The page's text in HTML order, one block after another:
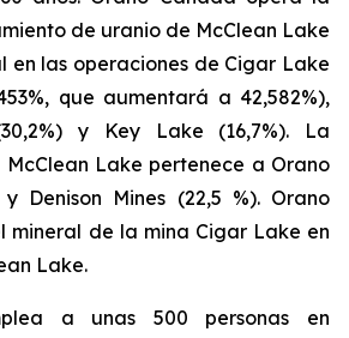
de uranio de McClean Lake
en las operaciones de Cigar Lake
que aumentará a 42,582%),
y Key Lake (16,7%). La
McClean Lake pertenece a Orano
Denison Mines (22,5 %). Orano
mineral de la mina Cigar Lake en
Lake.
a unas 500 personas en